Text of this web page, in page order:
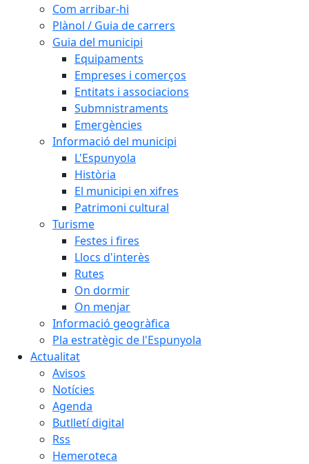
Com arribar-hi
Plànol / Guia de carrers
Guia del municipi
Equipaments
Empreses i comerços
Entitats i associacions
Submnistraments
Emergències
Informació del municipi
L'Espunyola
Història
El municipi en xifres
Patrimoni cultural
Turisme
Festes i fires
Llocs d'interès
Rutes
On dormir
On menjar
Informació geogràfica
Pla estratègic de l'Espunyola
Actualitat
Avisos
Notícies
Agenda
Butlletí digital
Rss
Hemeroteca